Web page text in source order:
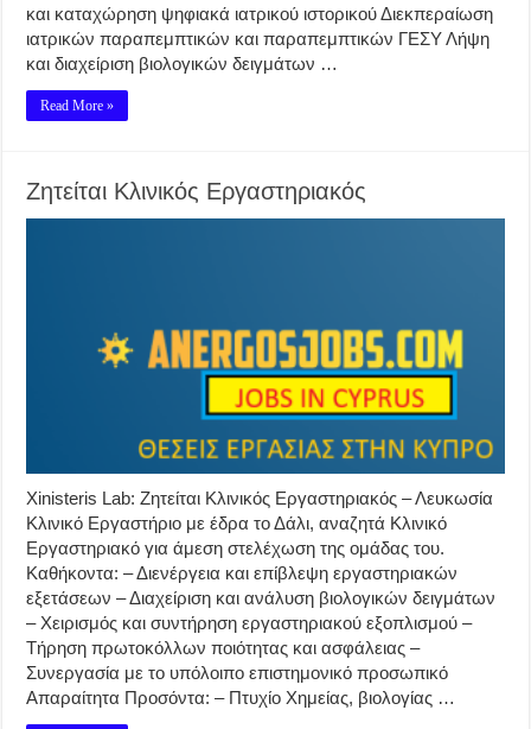
και καταχώρηση ψηφιακά ιατρικού ιστορικού Διεκπεραίωση
ιατρικών παραπεμπτικών και παραπεμπτικών ΓΕΣΥ Λήψη
και διαχείριση βιολογικών δειγμάτων …
Read More »
Ζητείται Κλινικός Εργαστηριακός
Xinisteris Lab: Ζητείται Κλινικός Εργαστηριακός – Λευκωσία
Κλινικό Εργαστήριο με έδρα το Δάλι, αναζητά Κλινικό
Εργαστηριακό για άμεση στελέχωση της ομάδας του.
Καθήκοντα: – Διενέργεια και επίβλεψη εργαστηριακών
εξετάσεων – Διαχείριση και ανάλυση βιολογικών δειγμάτων
– Χειρισμός και συντήρηση εργαστηριακού εξοπλισμού –
Τήρηση πρωτοκόλλων ποιότητας και ασφάλειας –
Συνεργασία με το υπόλοιπο επιστημονικό προσωπικό
Απαραίτητα Προσόντα: – Πτυχίο Χημείας, βιολογίας …